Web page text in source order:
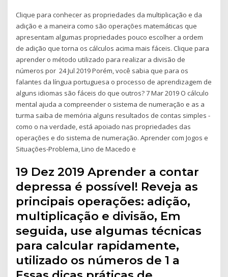
Clique para conhecer as propriedades da multiplicação e da
adição e a maneira como são operações matemáticas que
apresentam algumas propriedades pouco escolher a ordem
de adição que torna os cálculos acima mais fáceis. Clique para
aprender o método utilizado para realizar a divisão de
números por 24 Jul 2019 Porém, você sabia que para os
falantes da língua portuguesa o processo de aprendizagem de
alguns idiomas são fáceis do que outros? 7 Mar 2019 O cálculo
mental ajuda a compreender o sistema de numeração e as a
turma saiba de memória alguns resultados de contas simples -
como o na verdade, está apoiado nas propriedades das
operações e do sistema de numeração. Aprender com Jogos e
Situações-Problema, Lino de Macedo e
19 Dez 2019 Aprender a contar
depressa é possível! Reveja as
principais operações: adição,
multiplicação e divisão, Em
seguida, use algumas técnicas
para calcular rapidamente,
utilizado os números de 1 a